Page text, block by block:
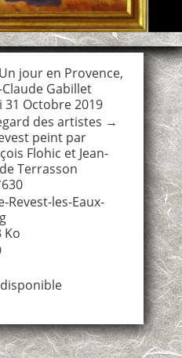
jour en Provence,
Claude Gabillet
31 Octobre 2019
des artistes →
peint par
Flohic et Jean-
Terrasson
Revest-les-Eaux-
Ko